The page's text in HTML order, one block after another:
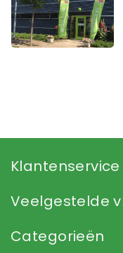
Klantenservice
Veelgestelde
Categorieën